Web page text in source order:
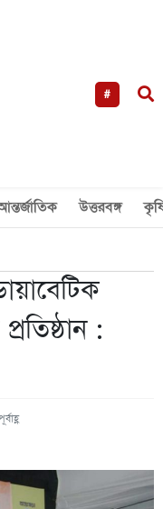
#
উত্তরবঙ্গ
: